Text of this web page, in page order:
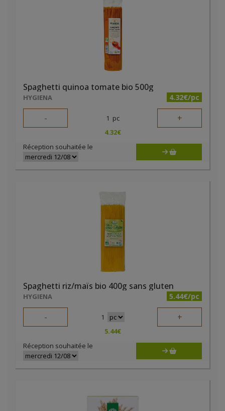
Spaghetti quinoa tomate bio 500g
HYGIENA 4.32€/pc
- 1 pc +
4.32€
Réception souhaitée le
Spaghetti riz/maïs bio 400g sans gluten
HYGIENA 5.44€/pc
- 1 +
5.44€
Réception souhaitée le